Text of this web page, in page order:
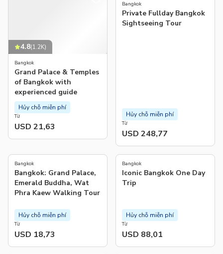
4.8(1.2K)
Bangkok
Grand Palace & Temples
of Bangkok with
experienced guide
Từ
USD 21,63
Hủy chỗ miễn phí
Bangkok
Private Fullday Bangkok
Sightseeing Tour
Từ
USD 248,77
Hủy chỗ miễn phí
Bangkok
Bangkok: Grand Palace,
Emerald Buddha, Wat
Phra Kaew Walking Tour
Từ
USD 18,73
Hủy chỗ miễn phí
Bangkok
Iconic Bangkok One Day
Trip
Từ
USD 88,01
Hủy chỗ miễn phí
5.0(4)